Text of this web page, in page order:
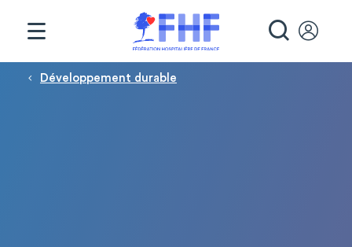
Fil d'Ariane
Développement durable
Panneau de gestion des cookies